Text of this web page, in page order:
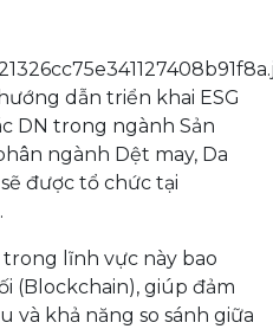
dẫn triển khai ESG
DN trong ngành Sản
ngành Dệt may, Da
được tổ chức tại
lĩnh vực này bao
(Blockchain), giúp đảm
và khả năng so sánh giữa